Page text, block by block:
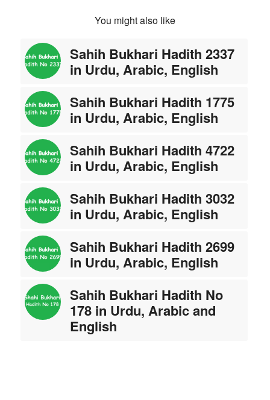
You might also like
Sahih Bukhari Hadith 2337
in Urdu, Arabic, English
Sahih Bukhari Hadith 1775
in Urdu, Arabic, English
Sahih Bukhari Hadith 4722
in Urdu, Arabic, English
Sahih Bukhari Hadith 3032
in Urdu, Arabic, English
Sahih Bukhari Hadith 2699
in Urdu, Arabic, English
Sahih Bukhari Hadith No
178 in Urdu, Arabic and
English